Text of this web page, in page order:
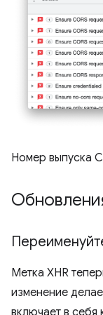
Номер выпуска
Метка XHR
изменение
включает в себя